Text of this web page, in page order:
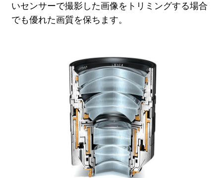
いセンサーで撮影した画像をトリミングする場合
でも優れた画質を保ちます。